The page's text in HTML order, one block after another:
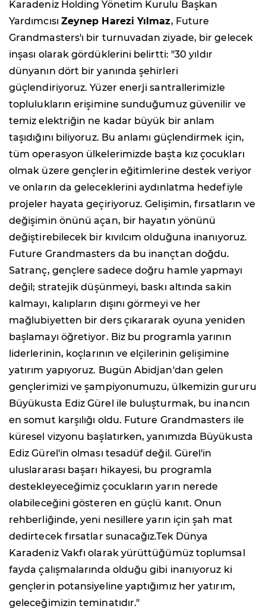
Karadeniz Holding Yönetim Kurulu Başkan
Yardımcısı Zeynep Harezi Yılmaz, Future
Grandmasters'ı bir turnuvadan ziyade, bir gelecek
inşası olarak gördüklerini belirtti: "30 yıldır
dünyanın dört bir yanında şehirleri
güçlendiriyoruz. Yüzer enerji santrallerimizle
toplulukların erişimine sunduğumuz güvenilir ve
temiz elektriğin ne kadar büyük bir anlam
taşıdığını biliyoruz. Bu anlamı güçlendirmek için,
tüm operasyon ülkelerimizde başta kız çocukları
olmak üzere gençlerin eğitimlerine destek veriyor
ve onların da geleceklerini aydınlatma hedefiyle
projeler hayata geçiriyoruz. Gelişimin, fırsatların ve
değişimin önünü açan, bir hayatın yönünü
değiştirebilecek bir kıvılcım olduğuna inanıyoruz.
Future Grandmasters da bu inançtan doğdu.
Satranç, gençlere sadece doğru hamle yapmayı
değil; stratejik düşünmeyi, baskı altında sakin
kalmayı, kalıpların dışını görmeyi ve her
mağlubiyetten bir ders çıkararak oyuna yeniden
başlamayı öğretiyor. Biz bu programla yarının
liderlerinin, koçlarının ve elçilerinin gelişimine
yatırım yapıyoruz. Bugün Abidjan'dan gelen
gençlerimizi ve şampiyonumuzu, ülkemizin gururu
Büyükusta Ediz Gürel ile buluşturmak, bu inancın
en somut karşılığı oldu. Future Grandmasters ile
küresel vizyonu başlatırken, yanımızda Büyükusta
Ediz Gürel'in olması tesadüf değil. Gürel'in
uluslararası başarı hikayesi, bu programla
destekleyeceğimiz çocukların yarın nerede
olabileceğini gösteren en güçlü kanıt. Onun
rehberliğinde, yeni nesillere yarın için şah mat
dedirtecek fırsatlar sunacağız.Tek Dünya
Karadeniz Vakfı olarak yürüttüğümüz toplumsal
fayda çalışmalarında olduğu gibi inanıyoruz ki
gençlerin potansiyeline yaptığımız her yatırım,
geleceğimizin teminatıdır."